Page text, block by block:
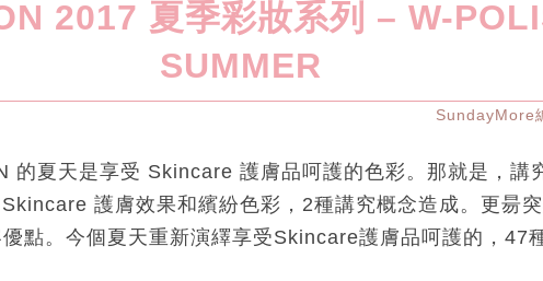
2017 夏季彩妝系列 – W-
SUMMER
SundayMore
的夏天是享受 Skincare 護膚品呵護的色彩。那就是，講
護膚效果和繽紛色彩，2種講究概念造成。更昜
點。今個夏天重新演繹享受Skincare護膚品呵護的，47